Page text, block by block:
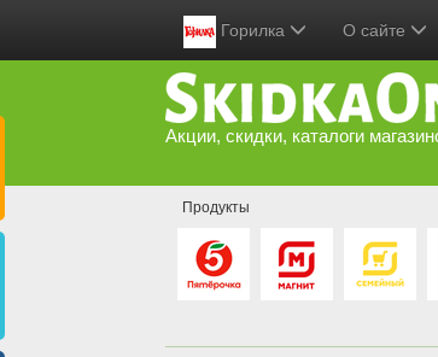
Горилка О сайте
Акции, скидки, каталоги
Продукты